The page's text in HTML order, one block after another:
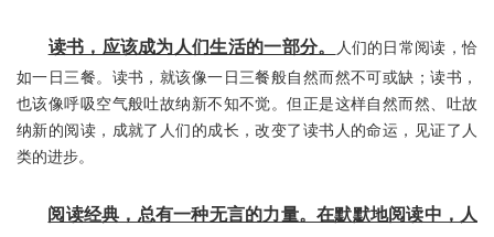
读书，应该成为人们生活的一部分。
人们的日常阅读，恰
如一日三餐。读书，就该像一日三餐般自然而然不可或缺；读书，
也该像呼吸空气般吐故纳新不知不觉。但正是这样自然而然、吐故
纳新的阅读，成就了人们的成长，改变了读书人的命运，见证了人
类的进步。
阅读经典，总有一种无言的力量。在默默地阅读中，人